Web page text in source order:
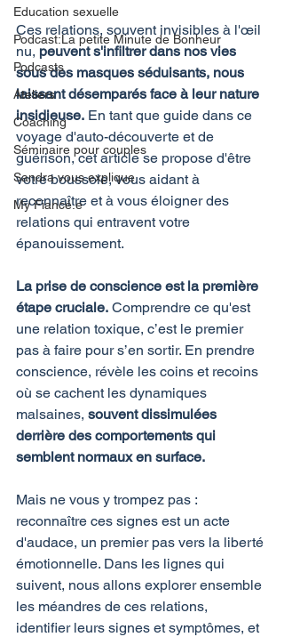
Education sexuelle
Podcast:La petite Minute de Bonheur
Podcasts
Ateliers
Coaching
Séminaire pour couples
Sandra vous explique
My Fiancé.e
Ces relations, souvent invisibles à l'œil
nu, peuvent s'infiltrer dans nos vies
sous des masques séduisants, nous
laissant désemparés face à leur nature
insidieuse. En tant que guide dans ce
voyage d'auto-découverte et de
guérison, cet article se propose d'être
votre boussole, vous aidant à
reconnaître et à vous éloigner des
relations qui entravent votre
épanouissement.
La prise de conscience est la première
étape cruciale. Comprendre ce qu'est
une relation toxique, c’est le premier
pas à faire pour s’en sortir. En prendre
conscience, révèle les coins et recoins
où se cachent les dynamiques
malsaines, souvent dissimulées
derrière des comportements qui
semblent normaux en surface.
Mais ne vous y trompez pas :
reconnaître ces signes est un acte
d'audace, un premier pas vers la liberté
émotionnelle. Dans les lignes qui
suivent, nous allons explorer ensemble
les méandres de ces relations,
identifier leurs signes et symptômes, et